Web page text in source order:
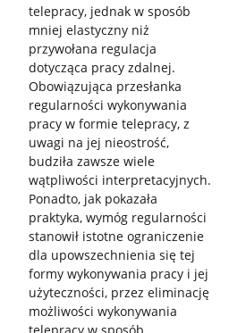
telepracy, jednak w sposób
mniej elastyczny niż
przywołana regulacja
dotycząca pracy zdalnej.
Obowiązująca przesłanka
regularności wykonywania
pracy w formie telepracy, z
uwagi na jej nieostrość,
budziła zawsze wiele
wątpliwości interpretacyjnych.
Ponadto, jak pokazała
praktyka, wymóg regularności
stanowił istotne ograniczenie
dla upowszechnienia się tej
formy wykonywania pracy i jej
użyteczności, przez eliminację
możliwości wykonywania